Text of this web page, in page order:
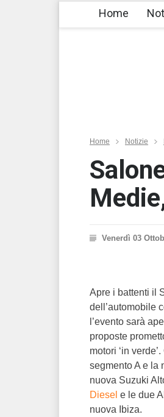
Home
Home Notizie
Venerdì 03
Apre i battenti il
dell’automobile
l’evento sarà
proposte
motori ‘in
segmento A e la
nuova Suzuki
Diesel e le due
nuova Ibiza.